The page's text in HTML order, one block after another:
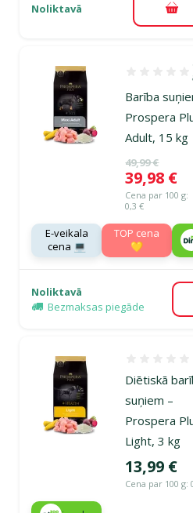
Noliktavā
Barība
Prospera
Adult, 15 kg
Oriģinālā
49,99 €
Cena
39,98 €
Cena par 100 g:
0,3 €
E-veikala
cena 💻
TOP cena
💛
Noliktavā
Bezmaksas piegāde
Diētiskā
suņiem –
Prospera
Light, 3 kg
Cena
13,99 €
Cena par 100 g: